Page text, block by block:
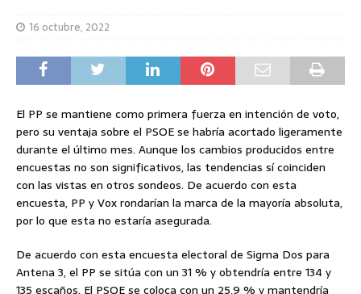
16 octubre, 2022
El PP se mantiene como primera fuerza en intención de voto,
pero su ventaja sobre el PSOE se habría acortado ligeramente
durante el último mes. Aunque los cambios producidos entre
encuestas no son significativos, las tendencias sí coinciden
con las vistas en otros sondeos. De acuerdo con esta
encuesta, PP y Vox rondarían la marca de la mayoría absoluta,
por lo que esta no estaría asegurada.
De acuerdo con esta encuesta electoral de Sigma Dos para
Antena 3, el PP se sitúa con un 31 % y obtendría entre 134 y
135 escaños. El PSOE se coloca con un 25,9 % y mantendría